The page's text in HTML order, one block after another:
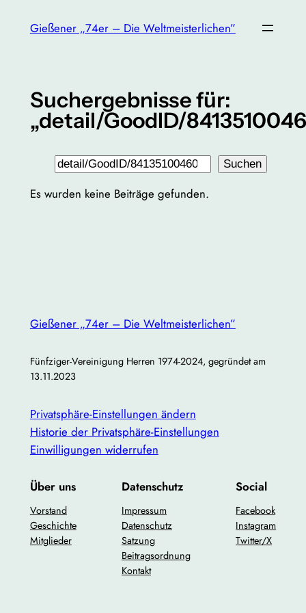
InhaltGießener „74er – Die Weltmeisterlichen”
Suchergebnisse für:
„detail/GoodID/
Suchen Suchen
Es wurden keine Beiträge gefunden.
Gießener „74er – Die Weltmeisterlichen”
Fünfziger-Vereinigung Herren 1974-2024, gegründet am
13.11.2023
Privatsphäre-Einstellungen ändern
Historie der Privatsphäre-Einstellungen
Einwilligungen widerrufen
Über uns
Vorstand
Geschichte
Mitglieder
Datenschutz
Impressum
Datenschutz
Satzung
Beitragsordnung
Kontakt
Social
Facebook
Instagram
Twitter/X